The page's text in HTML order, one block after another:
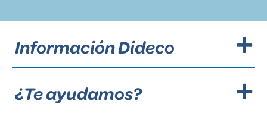
Información Dideco
¿Te ayudamos?